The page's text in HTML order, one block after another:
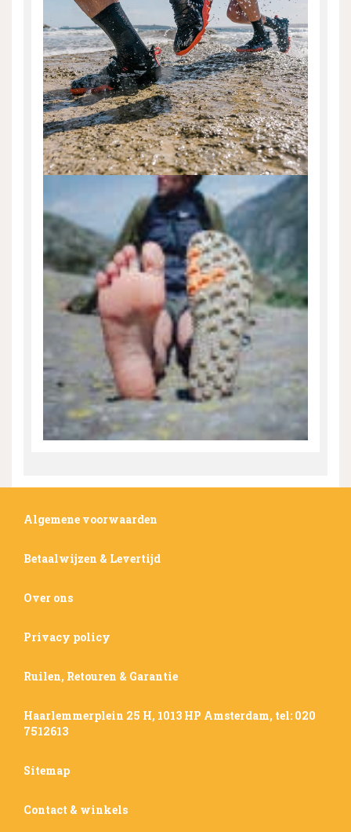
Algemene voorwaarden
Betaalwijzen & Levertijd
Over ons
Privacy policy
Ruilen, Retouren & Garantie
Haarlemmerplein 25 H, 1013 HP Amsterdam, tel: 020
7512613
Sitemap
Contact & winkels